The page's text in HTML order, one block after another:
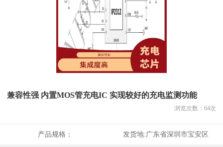
兼容性强 内置MOS管充电IC 实现较好的充电监测功能
浏览次数： 64次
产品规格： 发货地:广东省深圳市宝安区